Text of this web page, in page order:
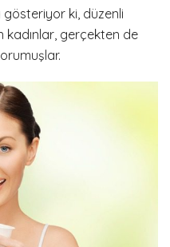
gösteriyor ki, düzenli
gerçekten de